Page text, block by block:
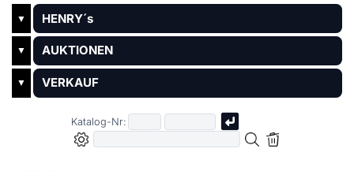
▼ HENRY´s
▼ AUKTIONEN
▼ VERKAUF
Katalog-Nr: